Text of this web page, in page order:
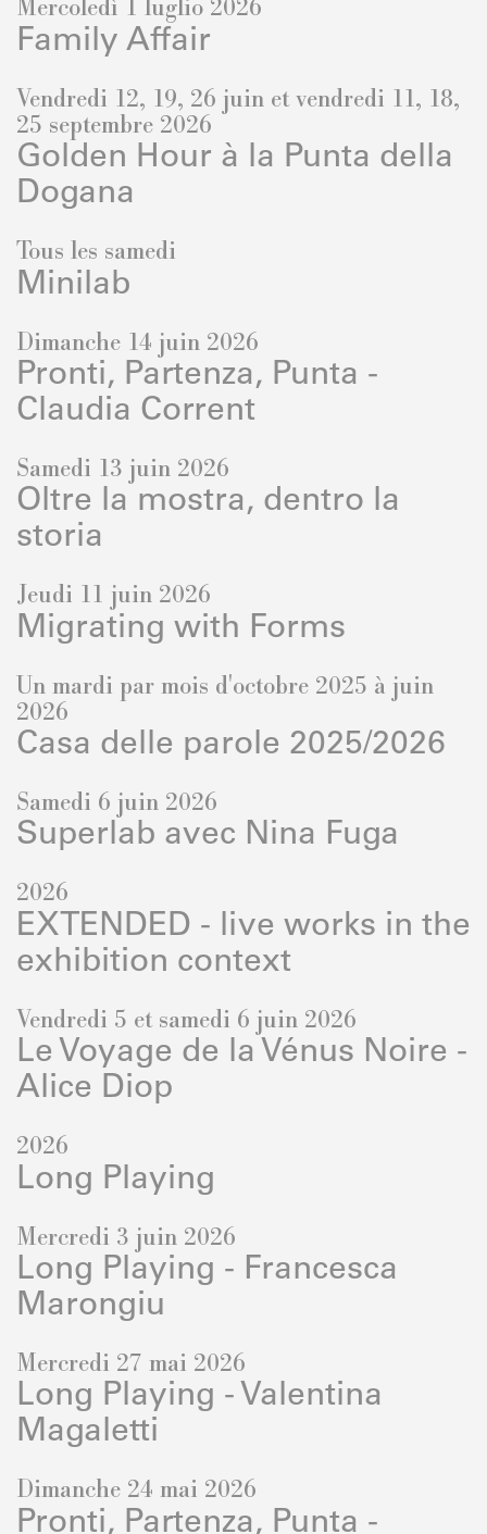
Mercoledì 1 luglio 2026
Family Affair
Vendredi 12, 19, 26 juin et vendredi 11, 18,
25 septembre 2026
Golden Hour à la Punta della
Dogana
Tous les samedi
Minilab
Dimanche 14 juin 2026
Pronti, Partenza, Punta -
Claudia Corrent
Samedi 13 juin 2026
Oltre la mostra, dentro la
storia
Jeudi 11 juin 2026
Migrating with Forms
Un mardi par mois d'octobre 2025 à juin
2026
Casa delle parole 2025/2026
Samedi 6 juin 2026
Superlab avec Nina Fuga
2026
EXTENDED - live works in the
exhibition context
Vendredi 5 et samedi 6 juin 2026
Le Voyage de la Vénus Noire -
Alice Diop
2026
Long Playing
Mercredi 3 juin 2026
Long Playing - Francesca
Marongiu
Mercredi 27 mai 2026
Long Playing - Valentina
Magaletti
Dimanche 24 mai 2026
Pronti, Partenza, Punta -